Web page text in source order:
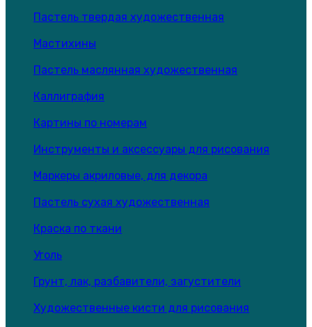
Пастель твердая художественная
Мастихины
Пастель маслянная художественная
Каллиграфия
Картины по номерам
Инструменты и аксессуары для рисования
Маркеры акриловые, для декора
Пастель сухая художественная
Краска по ткани
Уголь
Грунт, лак, разбавители, загустители
Художественные кисти для рисования